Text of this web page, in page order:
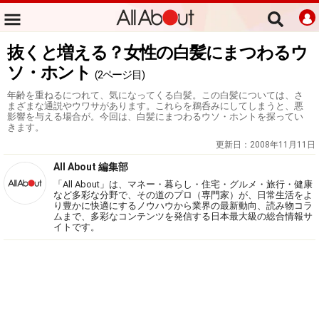
抜くと増える？女性の白髪にまつわるウ
ソ・ホント (2ページ目)
年齢を重ねるにつれて、気になってくる白髪。この白髪については、さ
まざまな通説やウワサがあります。これらを鵜呑みにしてしまうと、悪
影響を与える場合が。今回は、白髪にまつわるウソ・ホントを探ってい
きます。
更新日： 2008年11月11日
All About 編集部
「All About」は、マネー・暮らし・住宅・グルメ・旅行・健康
など多彩な分野で、その道のプロ（専門家）が、日常生活をよ
り豊かに快適にするノウハウから業界の最新動向、読み物コラ
ムまで、多彩なコンテンツを発信する日本最大級の総合情報サ
イトです。